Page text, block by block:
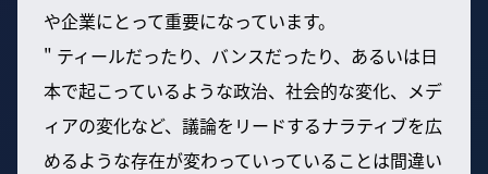
や企業にとって重要になっています。
" ティールだったり、バンスだったり、あるいは日
本で起こっているような政治、社会的な変化、メデ
ィアの変化など、議論をリードするナラティブを広
めるような存在が変わっていっていることは間違い